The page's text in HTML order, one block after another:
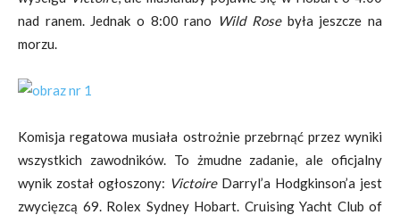
nad ranem. Jednak o 8:00 rano Wild Rosebyła jeszcze na
morzu.
Komisja regatowa musiała ostrożnie przebrnąć przez wyniki
wszystkich zawodników. To żmudne zadanie, ale oficjalny
wynik został ogłoszony: VictoireDarryl’a Hodgkinson’a jest
zwycięzcą 69. Rolex Sydney Hobart. Cruising Yacht Club of